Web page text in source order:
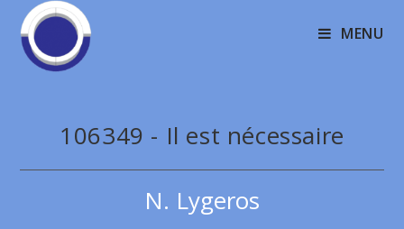
MENU
106349 - Il est nécessaire
N. Lygeros